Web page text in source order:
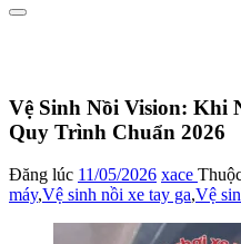
Vệ Sinh Nồi Vision: Khi
Quy Trình Chuẩn 2026
Đăng lúc 11/05/2026 xace
máy,Vệ sinh nồi xe tay ga,Vệ